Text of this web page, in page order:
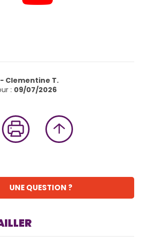
- Clementine T.
: 09/07/2026
UNE QUESTION ?